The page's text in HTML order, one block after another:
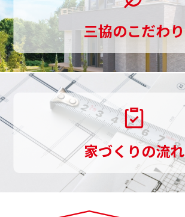
て
お
手
し
三協のこだわり
家づくりの流れ